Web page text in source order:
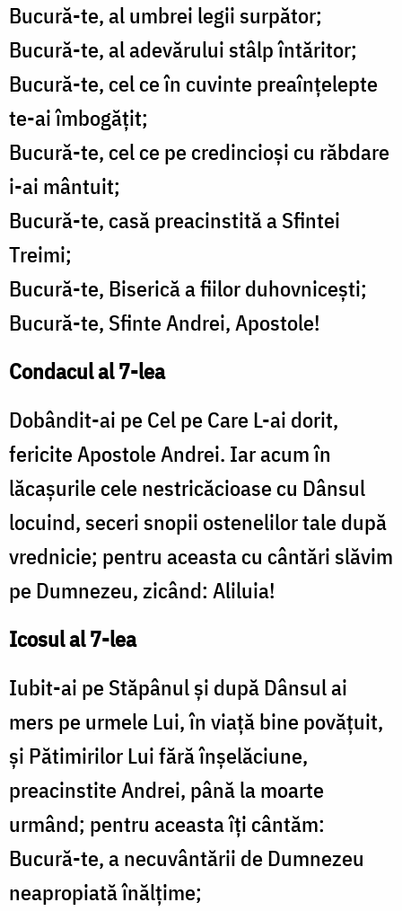
Bucură-te, al umbrei legii surpător;
Bucură-te, al adevărului stâlp întăritor;
Bucură-te, cel ce în cuvinte preaînţelepte
te-ai îmbogăţit;
Bucură-te, cel ce pe credincioşi cu răbdare
i-ai mântuit;
Bucură-te, casă preacinstită a Sfintei
Treimi;
Bucură-te, Biserică a fiilor duhovniceşti;
Bucură-te, Sfinte Andrei, Apostole!
Condacul al 7-lea
Dobândit-ai pe Cel pe Care L-ai dorit,
fericite Apostole Andrei. Iar acum în
lăcaşurile cele nestricăcioase cu Dânsul
locuind, seceri snopii ostenelilor tale după
vrednicie; pentru aceasta cu cântări slăvim
pe Dumnezeu, zicând: Aliluia!
Icosul al 7-lea
Iubit-ai pe Stăpânul şi după Dânsul ai
mers pe urmele Lui, în viaţă bine povăţuit,
şi Pătimirilor Lui fără înşelăciune,
preacinstite Andrei, până la moarte
urmând; pentru aceasta îţi cântăm:
Bucură-te, a necuvântării de Dumnezeu
neapropiată înălţime;